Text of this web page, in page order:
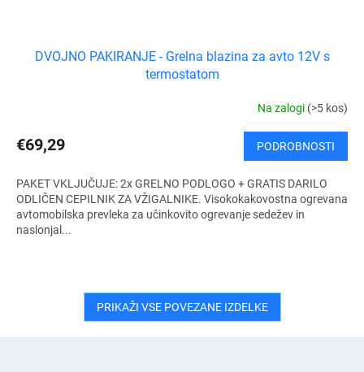
DVOJNO PAKIRANJE - Grelna blazina za avto 12V s
termostatom
Na zalogi (>5 kos)
€69,29 PODROBNOSTI
PAKET VKLJUČUJE: 2x GRELNO PODLOGO + GRATIS DARILO
ODLIČEN CEPILNIK ZA VŽIGALNIKE. Visokokakovostna ogrevana
avtomobilska prevleka za učinkovito ogrevanje sedežev in
naslonjal...
PRIKAŽI VSE POVEZANE IZDELKE